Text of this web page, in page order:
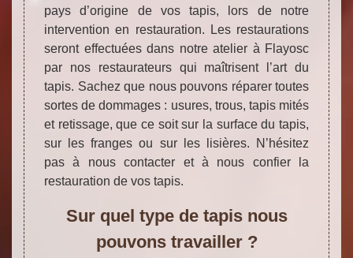
pays d’origine de vos tapis, lors de notre
intervention en restauration. Les restaurations
seront effectuées dans notre atelier à Flayosc
par nos restaurateurs qui maîtrisent l’art du
tapis. Sachez que nous pouvons réparer toutes
sortes de dommages : usures, trous, tapis mités
et retissage, que ce soit sur la surface du tapis,
sur les franges ou sur les lisières. N’hésitez
pas à nous contacter et à nous confier la
restauration de vos tapis.
Sur quel type de tapis nous
pouvons travailler ?